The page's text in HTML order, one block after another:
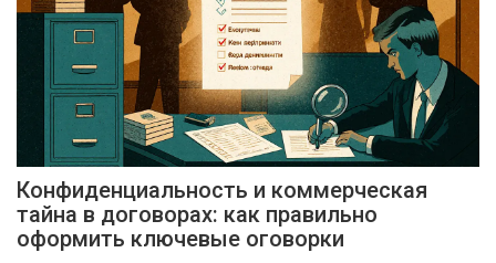
Конфиденциальность и коммерческая
тайна в договорах: как правильно
оформить ключевые оговорки